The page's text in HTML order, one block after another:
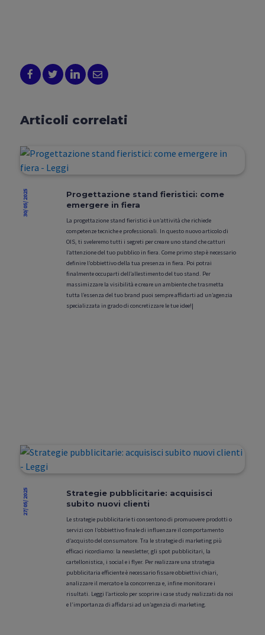
Articoli correlati
30/05/2025
Progettazione stand fieristici: come
emergere in fiera
La progettazione stand fieristici è un’attività che richiede
competenze tecniche e professionali. In questo nuovo articolo di
OIS, ti sveleremo tutti i segreti per creare uno stand che catturi
l’attenzione del tuo pubblico in fiera. Come primo step è necessario
definire l’obbiettivo della tua presenza in fiera. Poi potrai
finalmente occuparti dell’allestimento del tuo stand. Per
massimizzare la visibilità e creare un ambiente che trasmetta
tutta l’essenza del tuo brand puoi sempre affidarti ad un’agenzia
specializzata in grado di concretizzare le tue idee!|
27/05/2025
Strategie pubblicitarie: acquisisci
subito nuovi clienti
Le strategie pubblicitarie ti consentono di promuovere prodotti o
servizi con l’obbiettivo finale di influenzare il comportamento
d’acquisto del consumatore. Tra le strategie di marketing più
efficaci ricordiamo: la newsletter, gli spot pubblicitari, la
cartellonistica, i social e i flyer. Per realizzare una strategia
pubblicitaria efficiente è necessario fissare obbiettivi chiari,
analizzare il mercato e la concorrenza e, infine monitorare i
risultati. Leggi l’articolo per scoprire i case study realizzati da noi
e l’importanza di affidarsi ad un’agenzia di marketing.